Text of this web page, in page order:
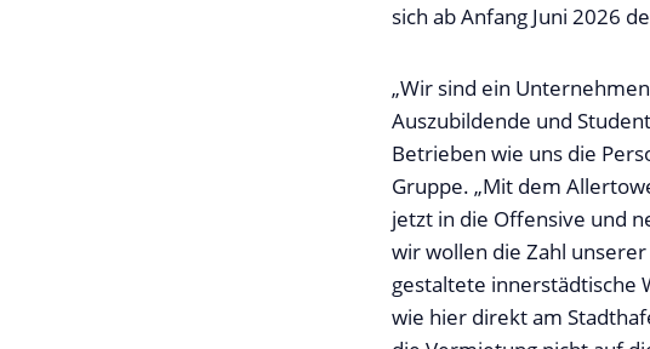
sich ab Anfang Juni 2026
„Wir sind ein
Auszubildende und
Betrieben wie uns die
Gruppe. „Mit dem
jetzt in die Offensive und
wir wollen die Zahl
gestaltete innerstädtische
wie hier direkt am